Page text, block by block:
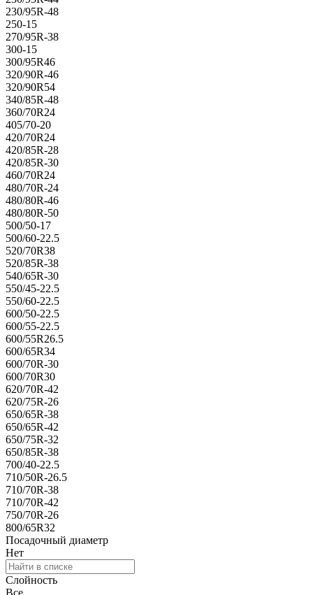
230/95R-48
250-15
270/95R-38
300-15
300/95R46
320/90R-46
320/90R54
340/85R-48
360/70R24
405/70-20
420/70R24
420/85R-28
420/85R-30
460/70R24
480/70R-24
480/80R-46
480/80R-50
500/50-17
500/60-22.5
520/70R38
520/85R-38
540/65R-30
550/45-22.5
550/60-22.5
600/50-22.5
600/55-22.5
600/55R26.5
600/65R34
600/70R-30
600/70R30
620/70R-42
620/75R-26
650/65R-38
650/65R-42
650/75R-32
650/85R-38
700/40-22.5
710/50R-26.5
710/70R-38
710/70R-42
750/70R-26
800/65R32
Посадочный диаметр
Нет
Слойность
Все